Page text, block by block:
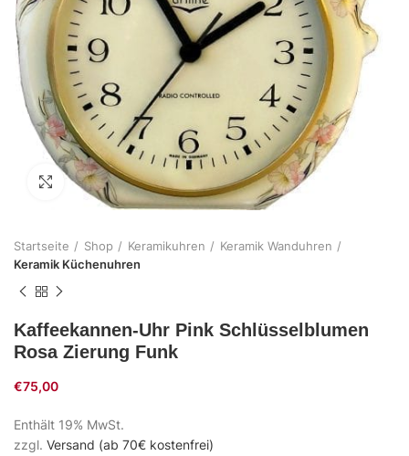
Zum Vergrößern klicken
Startseite Shop Keramikuhren
Keramik Wanduhren
Keramik Küchenuhren
Kaffeekannen-Uhr Pink Schlüsselblumen
Rosa Zierung Funk
€75,00
Enthält 19% MwSt.
zzgl. Versand (ab 70€ kostenfrei)